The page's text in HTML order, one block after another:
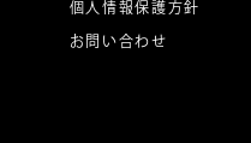
個人情報保護方針
お問い合わせ